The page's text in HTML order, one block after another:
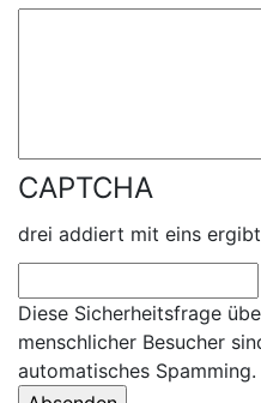
CAPTCHA
drei addiert mit eins ergibt
Diese Sicherheitsfrage
menschlicher Besucher
automatisches Spamming.